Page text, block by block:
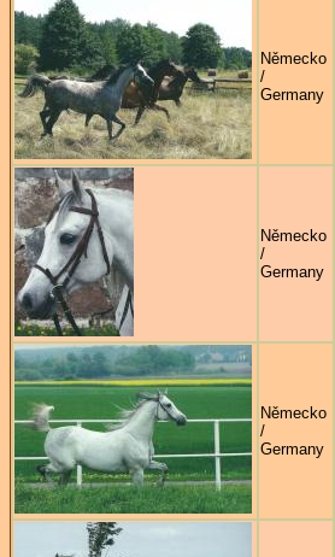
Německo
/
Germany
Německo
/
Germany
Německo
/
Germany